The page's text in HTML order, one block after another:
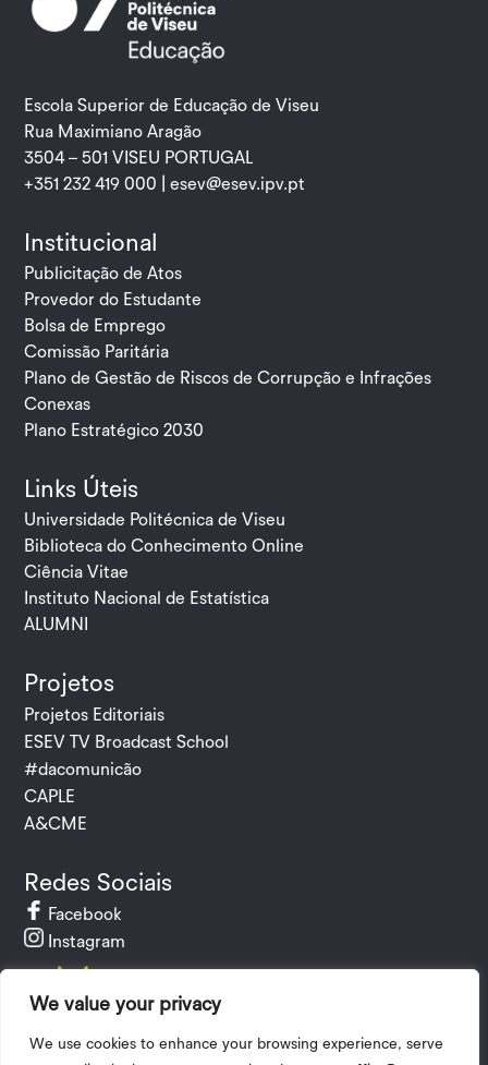
We value your privacy
We use cookies to enhance your browsing experience, serve
Escola Superior de Educação de Viseu
Rua Maximiano Aragão
3504 – 501 VISEU PORTUGAL
+351 232 419 000 |esev@esev.ipv.pt
Institucional
Publicitação de Atos
Provedor do Estudante
Bolsa de Emprego
Comissão Paritária
Plano de Gestão de Riscos de Corrupção e Infrações
Conexas
Plano Estratégico 2030
Links Úteis
Universidade Politécnica de Viseu
Biblioteca do Conhecimento Online
Ciência Vitae
Instituto Nacional de Estatística
ALUMNI
Projetos
Projetos Editoriais
ESEV TV Broadcast School
#dacomunicão
CAPLE
A&CME
Redes Sociais
Facebook
Instagram